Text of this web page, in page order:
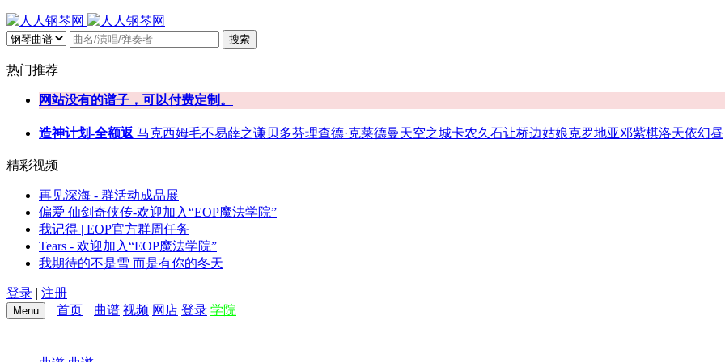
搜索
热门推荐
网站没有的谱子，可以付费定制。
造神计划-全额返 马克西姆毛不易薛之谦贝多芬理查德·克莱德曼天空之城卡农久石让桥边姑娘克罗地亚邓紫棋洛天依幻昼
精彩视频
再见深海 - 群活动成品展
偏爱 仙剑奇侠传-欢迎加入“EOP魔法学院”
我记得 | EOP官方群周任务
Tears - 欢迎加入“EOP魔法学院”
我期待的不是雪 而是有你的冬天
登录 | 注册
Menu 首页 曲谱 视频 网店 登录 学院